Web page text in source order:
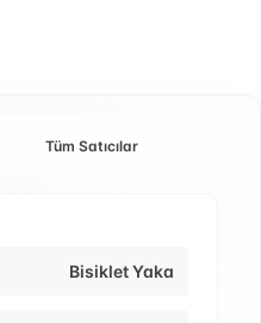
Tüm Satıcılar
Bisiklet Yaka